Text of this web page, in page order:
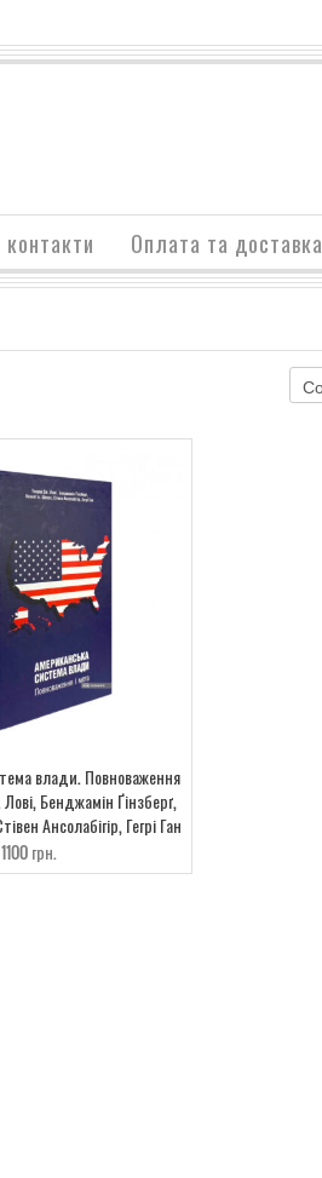
Оплата та доставка
влади. Повноваження
Бенджамін Ґінзберґ,
Ансолабігір, Гегрі Ган
1100грн.